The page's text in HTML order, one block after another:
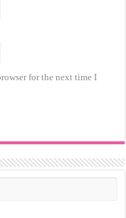
for the next time I